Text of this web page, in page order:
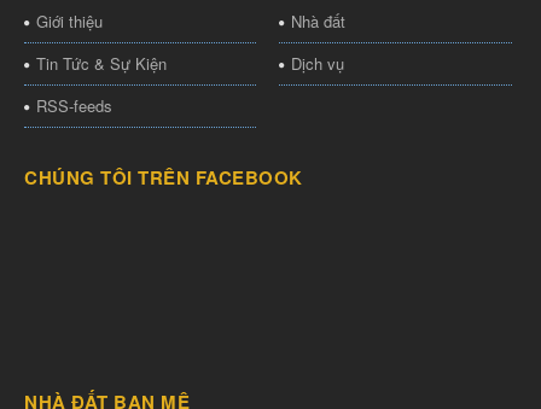
Giới thiệu
Nhà đất
Tin Tức & Sự Kiện
Dịch vụ
RSS-feeds
CHÚNG TÔI TRÊN FACEBOOK
NHÀ ĐẤT BAN MÊ